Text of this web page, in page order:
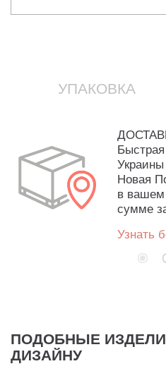
УПАКОВКА
Новая
в вашем
сумме
Узнать
ПОДОБНЫЕ
ДИЗАЙНУ